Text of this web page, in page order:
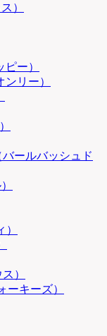
）
ー）
リー）
ールバッシュド
）
ーキーズ）